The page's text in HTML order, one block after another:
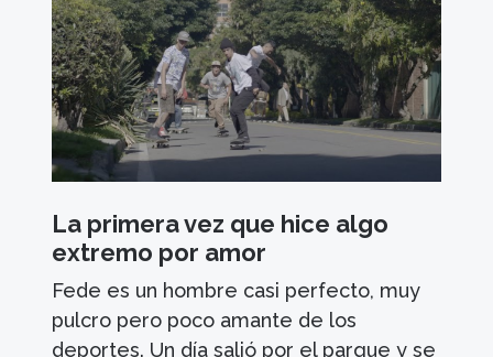
La primera vez que hice algo
extremo por amor
Fede es un hombre casi perfecto, muy
pulcro pero poco amante de los
deportes. Un día salió por el parque y se